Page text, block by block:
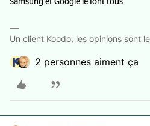
Samsung et Google le font tous
Un client Koodo, les opinions sont
2 personnes aiment ça